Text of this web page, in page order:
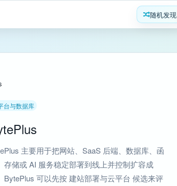
随机发现
台与数据库
主要用于把网站、SaaS 后端、数据库、函
存储或 AI 服务稳定部署到线上并控制扩容成
BytePlus 可以先按 建站部署与云平台 候选来评